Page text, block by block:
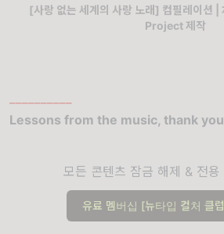
[사랑 없는 세계의 사랑 노래] 컴필레이션 |
Project 제작
Lessons from the music, thank
모든 콘텐츠 잠금 해제 & 전용
유료 멤버십 [뉴타입 컬처 클